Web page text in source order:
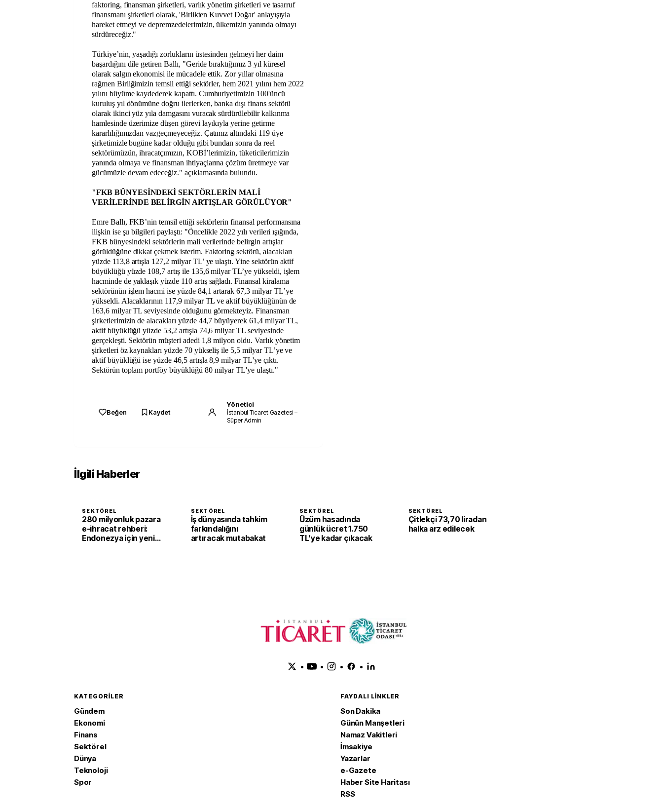
faktoring, finansman şirketleri, varlık yönetim şirketleri ve tasarruf
finansmanı şirketleri olarak, 'Birlikten Kuvvet Doğar' anlayışıyla
hareket etmeyi ve depremzedelerimizin, ülkemizin yanında olmayı
sürdüreceğiz."
Türkiye’nin, yaşadığı zorlukların üstesinden gelmeyi her daim
başardığını dile getiren Ballı, "Geride bıraktığımız 3 yıl küresel
olarak salgın ekonomisi ile mücadele ettik. Zor yıllar olmasına
rağmen Birliğimizin temsil ettiği sektörler, hem 2021 yılını hem 2022
yılını büyüme kaydederek kapattı. Cumhuriyetimizin 100'üncü
kuruluş yıl dönümüne doğru ilerlerken, banka dışı finans sektörü
olarak ikinci yüz yıla damgasını vuracak sürdürülebilir kalkınma
hamlesinde üzerimize düşen görevi layıkıyla yerine getirme
kararlılığımızdan vazgeçmeyeceğiz. Çatımız altındaki 119 üye
şirketimizle bugüne kadar olduğu gibi bundan sonra da reel
sektörümüzün, ihracatçımızın, KOBİ’lerimizin, tüketicilerimizin
yanında olmaya ve finansman ihtiyaçlarına çözüm üretmeye var
gücümüzle devam edeceğiz." açıklamasında bulundu.
"FKB BÜNYESİNDEKİ SEKTÖRLERİN MALİ
VERİLERİNDE BELİRGİN ARTIŞLAR GÖRÜLÜYOR"
Emre Ballı, FKB’nin temsil ettiği sektörlerin finansal performansına
ilişkin ise şu bilgileri paylaştı: "Öncelikle 2022 yılı verileri ışığında,
FKB bünyesindeki sektörlerin mali verilerinde belirgin artışlar
görüldüğüne dikkat çekmek isterim. Faktoring sektörü, alacakları
yüzde 113,8 artışla 127,2 milyar TL’ ye ulaştı. Yine sektörün aktif
büyüklüğü yüzde 108,7 artış ile 135,6 milyar TL’ye yükseldi, işlem
hacminde de yaklaşık yüzde 110 artış sağladı. Finansal kiralama
sektörünün işlem hacmi ise yüzde 84,1 artarak 67,3 milyar TL’ye
yükseldi. Alacaklarının 117,9 milyar TL ve aktif büyüklüğünün de
163,6 milyar TL seviyesinde olduğunu görmekteyiz. Finansman
şirketlerimizin de alacakları yüzde 44,7 büyüyerek 61,4 milyar TL,
aktif büyüklüğü yüzde 53,2 artışla 74,6 milyar TL seviyesinde
gerçekleşti. Sektörün müşteri adedi 1,8 milyon oldu. Varlık yönetim
şirketleri öz kaynakları yüzde 70 yükseliş ile 5,5 milyar TL’ye ve
aktif büyüklüğü ise yüzde 46,5 artışla 8,9 milyar TL'ye çıktı.
Sektörün toplam portföy büyüklüğü 80 milyar TL'ye ulaştı."
Beğen Kaydet
Yönetici
İstanbul Ticaret Gazetesi –
Süper Admin
İlgili Haberler
SEKTÖREL
280 milyonluk pazara
e-ihracat rehberi:
Endonezya için yeni
SEKTÖREL
İş dünyasında tahkim
farkındalığını
artıracak mutabakat
SEKTÖREL
Üzüm hasadında
günlük ücret 1.750
TL’ye kadar çıkacak
SEKTÖREL
Çitlekçi 73,70 liradan
halka arz edilecek
• • • •
KATEGORILER
Gündem
Ekonomi
Finans
Sektörel
Dünya
Teknoloji
Spor
FAYDALI LINKLER
Son Dakika
Günün Manşetleri
Namaz Vakitleri
İmsakiye
Yazarlar
e-Gazete
Haber Site Haritası
RSS